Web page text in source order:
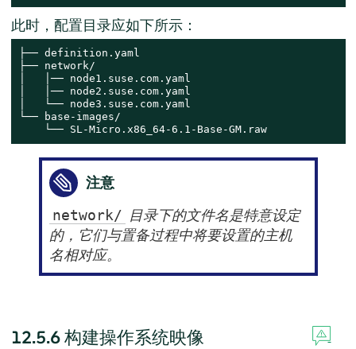
此时，配置目录应如下所示：
├── definition.yaml
├── network/
│   │── node1.suse.com.yaml
│   │── node2.suse.com.yaml
│   └── node3.suse.com.yaml
└── base-images/
    └── SL-Micro.x86_64-6.1-Base-GM.raw
注意
network/ 目录下的文件名是特意设定
的，它们与置备过程中将要设置的主机
名相对应。
12.5.6构建操作系统映像